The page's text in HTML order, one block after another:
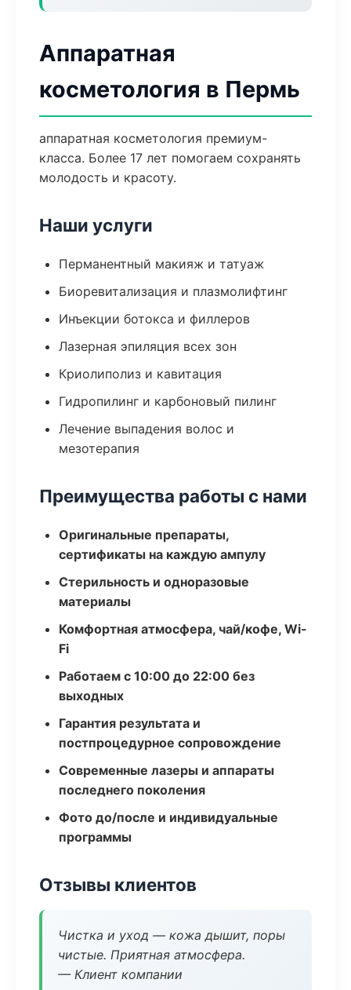
Аппаратная
косметология в Пермь
аппаратная косметология премиум-
класса. Более 17 лет помогаем сохранять
молодость и красоту.
Наши услуги
Перманентный макияж и татуаж
Биоревитализация и плазмолифтинг
Инъекции ботокса и филлеров
Лазерная эпиляция всех зон
Криолиполиз и кавитация
Гидропилинг и карбоновый пилинг
Лечение выпадения волос и
мезотерапия
Преимущества работы с нами
Оригинальные препараты,
сертификаты на каждую ампулу
Стерильность и одноразовые
материалы
Комфортная атмосфера, чай/кофе, Wi-
Fi
Работаем с 10:00 до 22:00 без
выходных
Гарантия результата и
постпроцедурное сопровождение
Современные лазеры и аппараты
последнего поколения
Фото до/после и индивидуальные
программы
Отзывы клиентов
Чистка и уход — кожа дышит, поры
чистые. Приятная атмосфера.
— Клиент компании